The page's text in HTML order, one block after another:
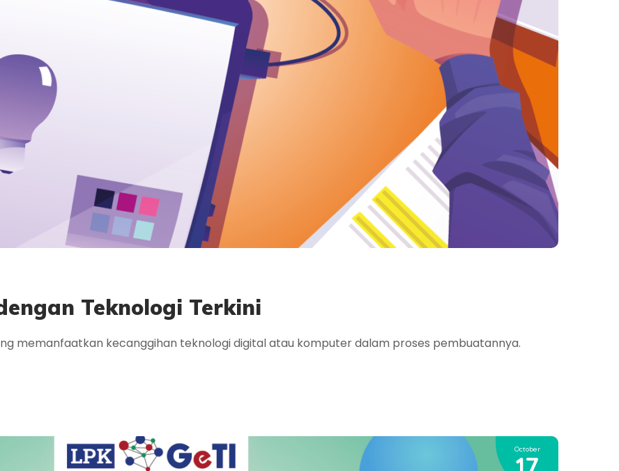
Teknologi Terkini
memanfaatkan kecanggihan teknologi digital atau komputer dalam proses pembuatannya.
October